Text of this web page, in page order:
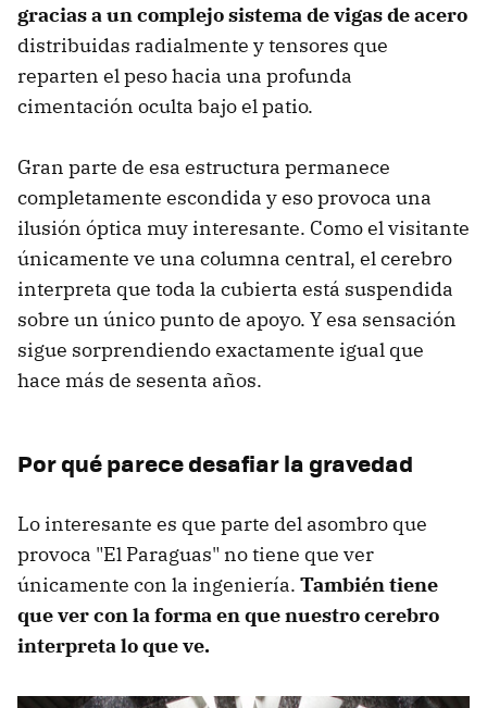
gracias a un complejo sistema de vigas de acero
distribuidas radialmente y tensores que
reparten el peso hacia una profunda
cimentación oculta bajo el patio.
Gran parte de esa estructura permanece
completamente escondida y eso provoca una
ilusión óptica muy interesante. Como el visitante
únicamente ve una columna central, el cerebro
interpreta que toda la cubierta está suspendida
sobre un único punto de apoyo. Y esa sensación
sigue sorprendiendo exactamente igual que
hace más de sesenta años.
Por qué parece desafiar la gravedad
Lo interesante es que parte del asombro que
provoca "El Paraguas" no tiene que ver
únicamente con la ingeniería. También tiene
que ver con la forma en que nuestro cerebro
interpreta lo que ve.